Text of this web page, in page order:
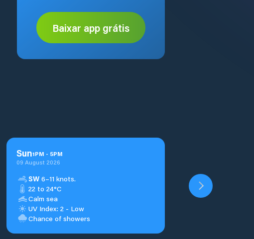
Baixar app grátis
Sun1PM - 5PM
09 August 2026
SW 6–11 knots.
22 to 24°C
Calm sea
UV Index: 2 - Low
Chance of showers